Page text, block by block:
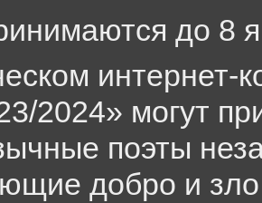
до 8
интернет-
2024» могут
поэты
добро и